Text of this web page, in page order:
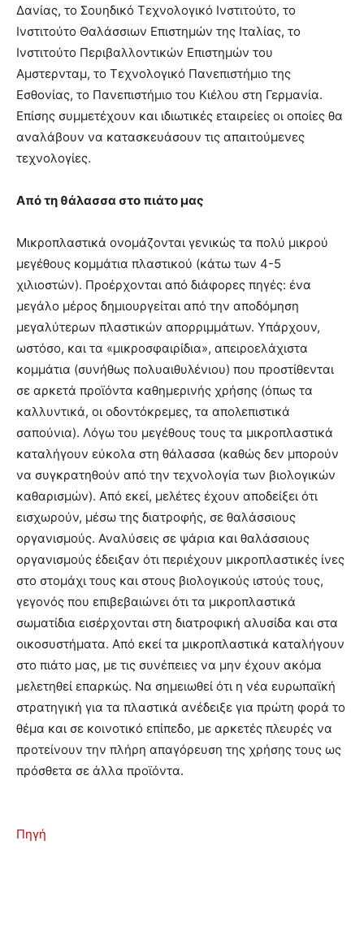
Δανίας, το Σουηδικό Τεχνολογικό Ινστιτούτο, το
Ινστιτούτο Θαλάσσιων Επιστημών της Ιταλίας, το
Ινστιτούτο Περιβαλλοντικών Επιστημών του
Αμστερνταμ, το Τεχνολογικό Πανεπιστήμιο της
Εσθονίας, το Πανεπιστήμιο του Κιέλου στη Γερμανία.
Επίσης συμμετέχουν και ιδιωτικές εταιρείες οι οποίες θα
αναλάβουν να κατασκευάσουν τις απαιτούμενες
τεχνολογίες.
Από τη θάλασσα στο πιάτο μας
Μικροπλαστικά ονομάζονται γενικώς τα πολύ μικρού
μεγέθους κομμάτια πλαστικού (κάτω των 4-5
χιλιοστών). Προέρχονται από διάφορες πηγές: ένα
μεγάλο μέρος δημιουργείται από την αποδόμηση
μεγαλύτερων πλαστικών απορριμμάτων. Υπάρχουν,
ωστόσο, και τα «μικροσφαιρίδια», απειροελάχιστα
κομμάτια (συνήθως πολυαιθυλένιου) που προστίθενται
σε αρκετά προϊόντα καθημερινής χρήσης (όπως τα
καλλυντικά, οι οδοντόκρεμες, τα απολεπιστικά
σαπούνια). Λόγω του μεγέθους τους τα μικροπλαστικά
καταλήγουν εύκολα στη θάλασσα (καθώς δεν μπορούν
να συγκρατηθούν από την τεχνολογία των βιολογικών
καθαρισμών). Από εκεί, μελέτες έχουν αποδείξει ότι
εισχωρούν, μέσω της διατροφής, σε θαλάσσιους
οργανισμούς. Αναλύσεις σε ψάρια και θαλάσσιους
οργανισμούς έδειξαν ότι περιέχουν μικροπλαστικές ίνες
στο στομάχι τους και στους βιολογικούς ιστούς τους,
γεγονός που επιβεβαιώνει ότι τα μικροπλαστικά
σωματίδια εισέρχονται στη διατροφική αλυσίδα και στα
οικοσυστήματα. Από εκεί τα μικροπλαστικά καταλήγουν
στο πιάτο μας, με τις συνέπειες να μην έχουν ακόμα
μελετηθεί επαρκώς. Να σημειωθεί ότι η νέα ευρωπαϊκή
στρατηγική για τα πλαστικά ανέδειξε για πρώτη φορά το
θέμα και σε κοινοτικό επίπεδο, με αρκετές πλευρές να
προτείνουν την πλήρη απαγόρευση της χρήσης τους ως
πρόσθετα σε άλλα προϊόντα.
Πηγή